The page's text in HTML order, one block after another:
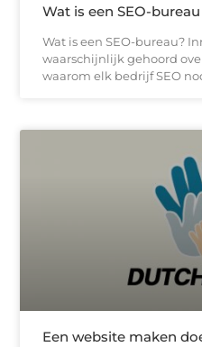
Wat is een SEO-
Wat is een SEO-bureau?
waarschijnlijk gehoord
waarom elk bedrijf SEO
Een website maken